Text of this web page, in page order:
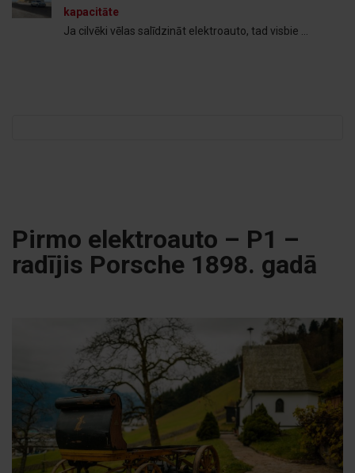
Pirmo elektroauto – P1 –
radījis Porsche 1898. gadā
kapacitāte
Ja cilvēki vēlas salīdzināt elektroauto, tad visbie ...